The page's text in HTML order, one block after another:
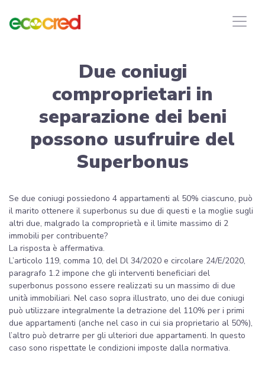
Due coniugi
comproprietari in
separazione dei beni
possono usufruire del
Superbonus
Se due coniugi possiedono 4 appartamenti al 50% ciascuno, può
il marito ottenere il superbonus su due di questi e la moglie sugli
altri due, malgrado la comproprietà e il limite massimo di 2
immobili per contribuente?
La risposta è affermativa.
L’articolo 119, comma 10, del Dl 34/2020 e circolare 24/E/2020,
paragrafo 1.2 impone che gli interventi beneficiari del
superbonus possono essere realizzati su un massimo di due
unità immobiliari. Nel caso sopra illustrato, uno dei due coniugi
può utilizzare integralmente la detrazione del 110% per i primi
due appartamenti (anche nel caso in cui sia proprietario al 50%),
l’altro può detrarre per gli ulteriori due appartamenti. In questo
caso sono rispettate le condizioni imposte dalla normativa.